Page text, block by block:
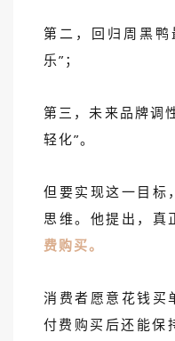
第二，回归周黑
乐”；
第三，未来品牌调
轻化”。
但要实现这一目标
思维。他提出，真
费购买。
消费者愿意花钱买
付费购买后还能保